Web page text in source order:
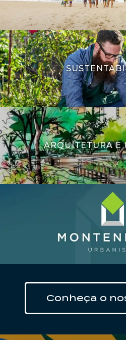
ARQUITETURA E
Clique
Conheça o